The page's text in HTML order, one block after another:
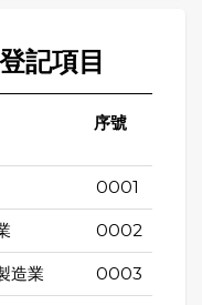
記項目
序號
0001
0002
造業 0003